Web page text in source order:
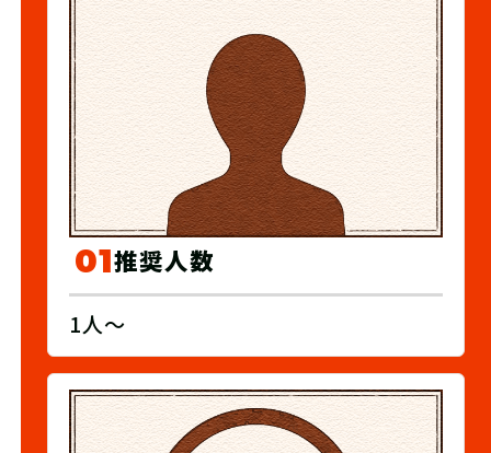
01推奨人数
1人～